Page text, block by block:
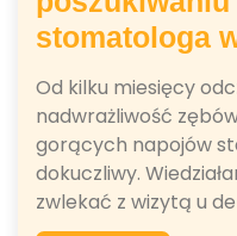
stomatologa
Od kilku miesięcy
nadwrażliwość
gorących napojów
dokuczliwy.
zwlekać z wizytą u